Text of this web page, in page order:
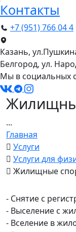
Контакты
+7 (951) 766 04 4
Казань,
Белгород, ул.
Мы в социальных
...
Главная
Услуги
Услуги для
Жилищные
- Снятие с
- Выселение с
- Вселение в